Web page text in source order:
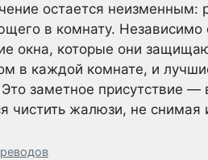
остается неизменным:
в комнату. Независимо
окна, которые они
в каждой комнате, и
заметное присутствие —
чистить жалюзи, не снимая